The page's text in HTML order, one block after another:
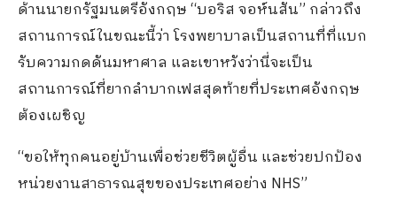
ด้านนายกรัฐมนตรีอังกฤษ “บอริส จอห์นสัน” กล่าวถึง
สถานการณ์ในขณะนี้ว่า โรงพยาบาลเป็นสถานที่ที่แบก
รับความกดดันมหาศาล และเขาหวังว่านี่จะเป็น
สถานการณ์ที่ยากลำบากเฟสสุดท้ายที่ประเทศอังกฤษ
ต้องเผชิญ
“ขอให้ทุกคนอยู่บ้านเพื่อช่วยชีวิตผู้อื่น และช่วยปกป้อง
หน่วยงานสาธารณสุขของประเทศอย่าง NHS”